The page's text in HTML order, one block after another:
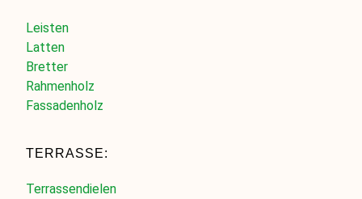
Leisten
Latten
Bretter
Rahmenholz
Fassadenholz
TERRASSE:
Terrassendielen